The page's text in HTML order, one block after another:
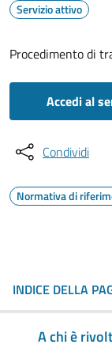
Servizio attivo
Procedimento di
Accedi al
Condividi
Normativa di
INDICE DELLA
A chi è